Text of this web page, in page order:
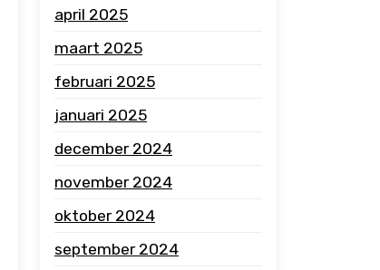
april 2025
maart 2025
februari 2025
januari 2025
december 2024
november 2024
oktober 2024
september 2024